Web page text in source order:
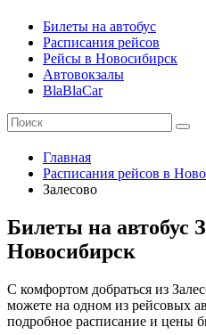
Билеты на автобус
Расписания рейсов
Рейсы в Новосибирск
Автовокзалы
BlaBlaCar
Главная
Расписания рейсов в
Залесово
Билеты на автобус
Новосибирск
С комфортом добраться из
можете на одном из рейсовых
подробное расписание и цены